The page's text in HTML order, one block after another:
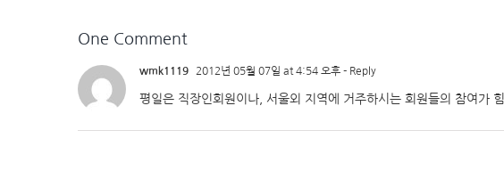
One Comment
wmk1119 2012년 05월 07일 at 4:54 오후 - Reply
평일은 직장인회원이나, 서울외 지역에 거주하시는 회원들의 참여가